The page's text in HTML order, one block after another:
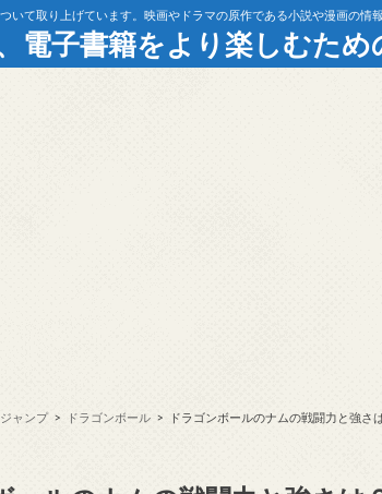
いて取り上げています。映画やドラマの原作である小説や漫画の情
電子書籍をより楽しむため
ャンプ ドラゴンボール ドラゴンボールのナムの戦闘力と強さ